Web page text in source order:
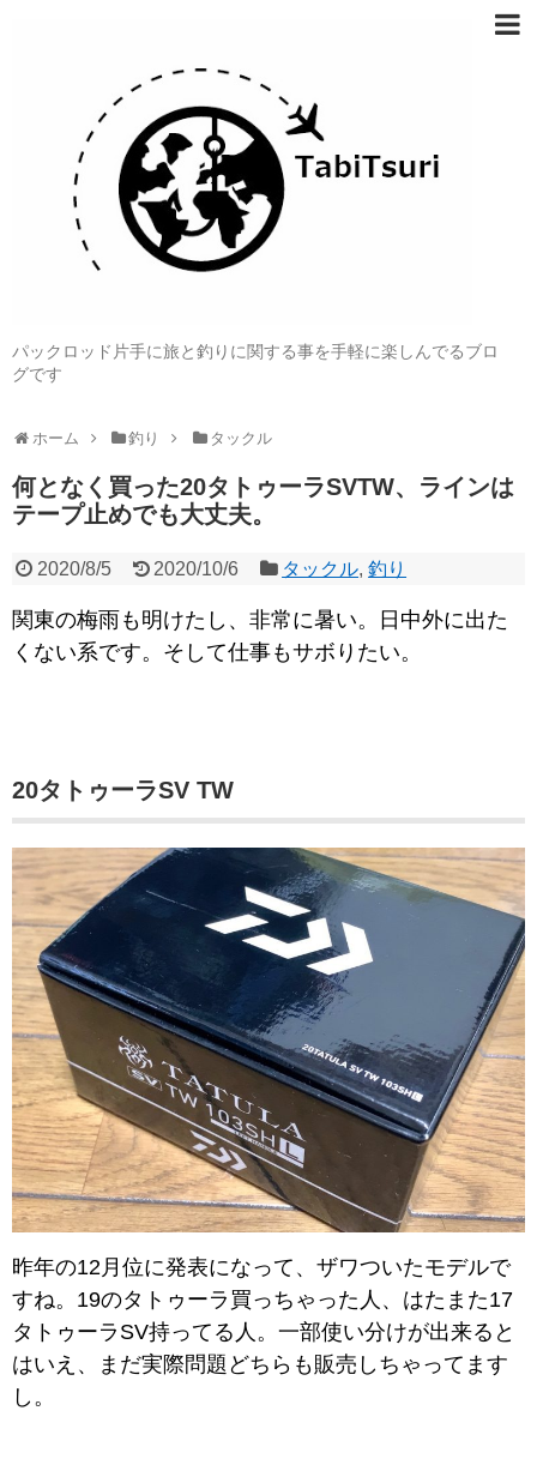
パックロッド片手に旅と釣りに関する事を手軽に楽しんでるブロ
グです
ホーム 釣り タックル
何となく買った20タトゥーラSVTW、ラインは
テープ止めでも大丈夫。
2020/8/5 2020/10/6 タックル,釣り
関東の梅雨も明けたし、非常に暑い。日中外に出た
くない系です。そして仕事もサボりたい。
20タトゥーラSV TW
昨年の12月位に発表になって、ザワついたモデルで
すね。19のタトゥーラ買っちゃった人、はたまた17
タトゥーラSV持ってる人。一部使い分けが出来ると
はいえ、まだ実際問題どちらも販売しちゃってます
し。